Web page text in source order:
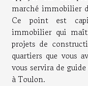
marché immobilier
Ce point est
immobilier qui
projets de
quartiers que vous
vous servira de
à Toulon.